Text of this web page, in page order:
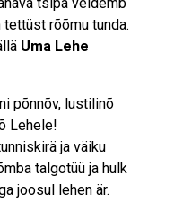
rõõmu tunda.
Uma Lehe
põnnõv, lustilinõ
Lehele!
ja väiku
talgotüü ja hulk
joosul lehen är.